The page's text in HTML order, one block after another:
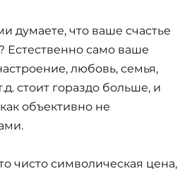
думаете, что ваше счастье
Естественно само ваше
любовь, семья,
стоит гораздо больше, и
объективно не
чисто символическая цена,